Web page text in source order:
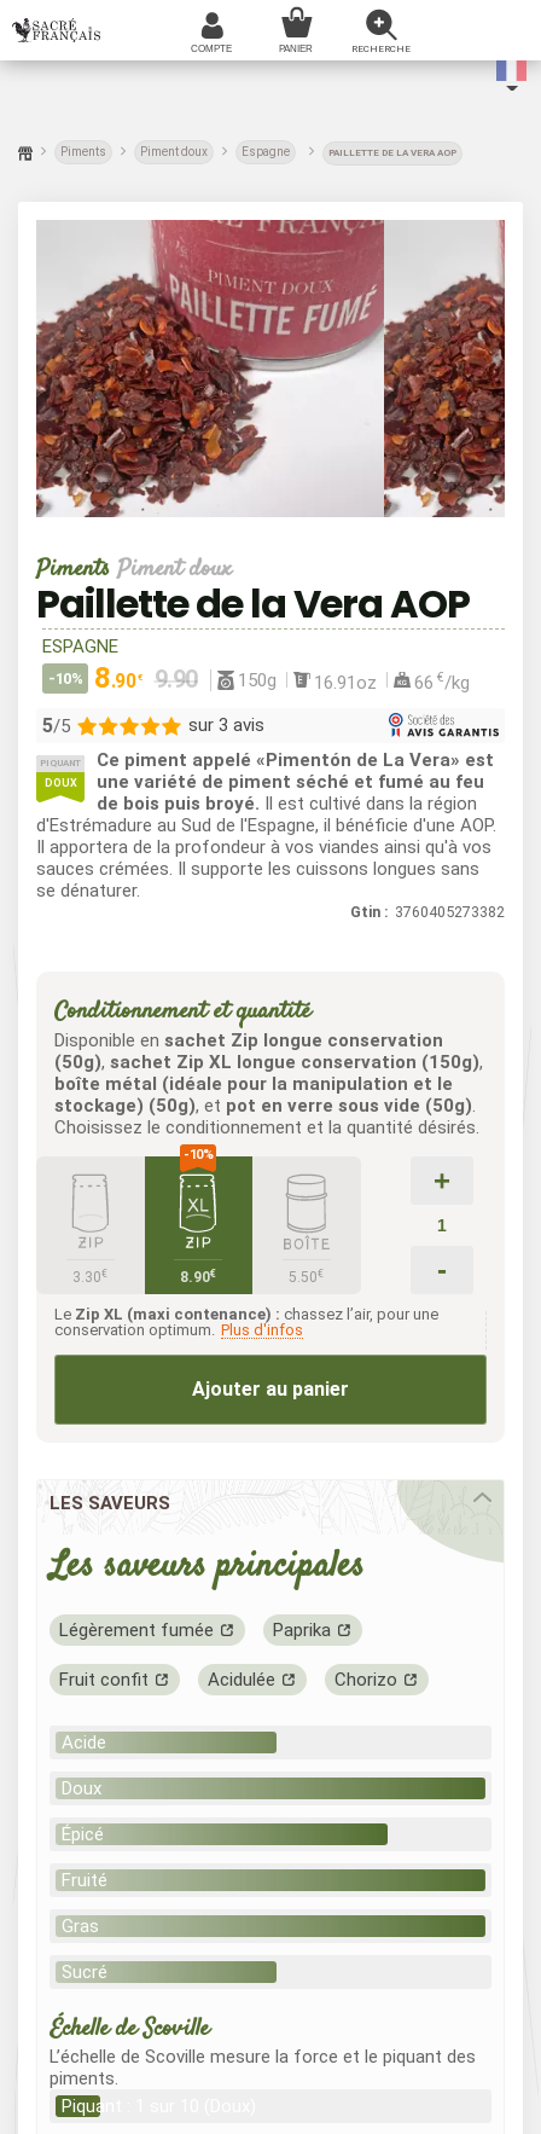
Piments Piment doux Espagne PAILLETTE DE LA VERA AOP
PimentsPiment doux
Paillette de la Vera AOP
ESPAGNE
-10% 8.90 € 150g 16.91oz 66 €/kg
5/5 sur 3 avis
3
0
0
0
PIQUANT
DOUX
Ce piment appelé «Pimentón de La Vera» est
une variété de piment séché et fumé au feu
de bois puis broyé. Il est cultivé dans la région
d'Estrémadure au Sud de l'Espagne, il bénéficie d'une AOP.
Il apportera de la profondeur à vos viandes ainsi qu'à vos
sauces crémées. Il supporte les cuissons longues sans
se dénaturer.
Gtin : 3760405273382
Conditionnement et quantité
Disponible en sachet Zip longue conservation
(50g), sachet Zip XL longue conservation (150g),
boîte métal (idéale pour la manipulation et le
stockage) (50g), et pot en verre sous vide (50g).
Choisissez le conditionnement et la quantité désirés.
3.30€ 8.90€
Le Zip XL (maxi contenance) : chassez l’air, pour une
conservation optimum. Plus d'infos
5.50€
+
-
Ajouter au panier
LES SAVEURS
Les saveurs principales
Légèrement fumée Paprika
Fruit confit Acidulée Chorizo
Acide
Doux
Épicé
Fruité
Gras
Sucré
Échelle de Scoville
L’échelle de Scoville mesure la force et le piquant des
piments.
Piquant : 1 sur 10 (Doux)